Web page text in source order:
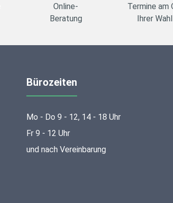
Online-
Beratung
Termine am
Ihrer Wahl
Bürozeiten
Mo - Do 9 - 12, 14 - 18 Uhr
Fr 9 - 12 Uhr
und nach Vereinbarung